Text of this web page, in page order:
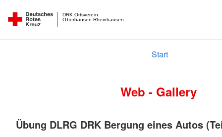
Oberhausen-Rheinhausen
DRK Ortsverein
Start
Web - Gallery
Übung DLRG DRK Bergung eines Autos